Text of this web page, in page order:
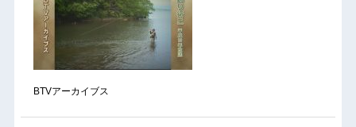
BTVアーカイブス